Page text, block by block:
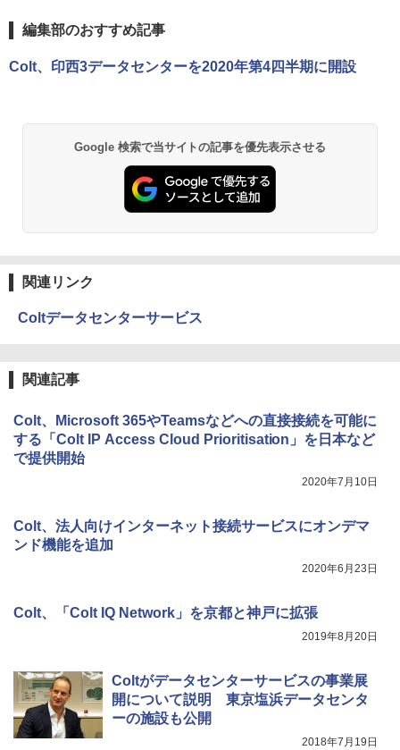
編集部のおすすめ記事
Colt、印西3データセンターを2020年第4四半期に開設
Google 検索で当サイトの記事を優先表示させる
関連リンク
Coltデータセンターサービス
関連記事
Colt、Microsoft 365やTeamsなどへの直接接続を可能に
する「Colt IP Access Cloud Prioritisation」を日本など
で提供開始
2020年7月10日
Colt、法人向けインターネット接続サービスにオンデマ
ンド機能を追加
2020年6月23日
Colt、「Colt IQ Network」を京都と神戸に拡張
2019年8月20日
Coltがデータセンターサービスの事業展
開について説明 東京塩浜データセンタ
ーの施設も公開
2018年7月19日